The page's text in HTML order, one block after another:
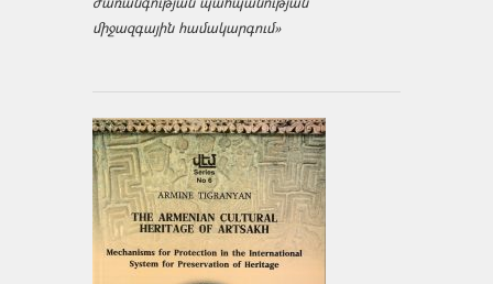
միջազ­գային համակարգում»